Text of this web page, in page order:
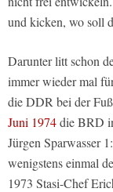
und kicken, wo soll
Darunter litt schon
immer wieder mal
die DDR bei der
Juni 1974die BRD
Jürgen Sparwasser
wenigstens einmal
1973 Stasi-Chef